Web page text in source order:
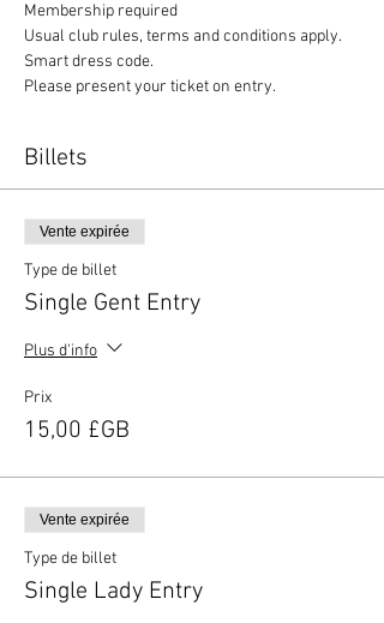
Membership required
Usual club rules, terms and conditions apply.
Smart dress code.
Please present your ticket on entry.
Billets
Vente expirée
Type de billet
Single Gent Entry
Plus d'info
Prix
15,00 £GB
Vente expirée
Type de billet
Single Lady Entry